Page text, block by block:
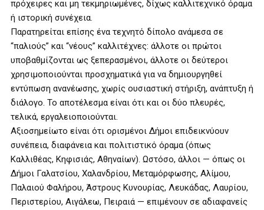
πρόχειρες και μη τεκμηριωμένες, δίχως καλλιτεχνικό όραμα
ή ιστορική συνέχεια.
Παρατηρείται επίσης ένα τεχνητό δίπολο ανάμεσα σε
“παλιούς” και “νέους” καλλιτέχνες: άλλοτε οι πρώτοι
υποβαθμίζονται ως ξεπερασμένοι, άλλοτε οι δεύτεροι
χρησιμοποιούνται προσχηματικά για να δημιουργηθεί
εντύπωση ανανέωσης, χωρίς ουσιαστική στήριξη, ανάπτυξη ή
διάλογο. Το αποτέλεσμα είναι ότι και οι δύο πλευρές,
τελικά, εργαλειοποιούνται.
Αξιοσημείωτο είναι ότι ορισμένοι Δήμοι επιδεικνύουν
συνέπεια, διαφάνεια και πολιτιστικό όραμα (όπως
Καλλιθέας, Κηφισιάς, Αθηναίων). Ωστόσο, άλλοι — όπως οι
Δήμοι Γαλατσίου, Χαλανδρίου, Μεταμόρφωσης, Αλίμου,
Παλαιού Φαλήρου, Άστρους Κυνουρίας, Λευκάδας, Λαυρίου,
Περιστερίου, Αιγάλεω, Πειραιά — επιμένουν σε αδιαφανείς